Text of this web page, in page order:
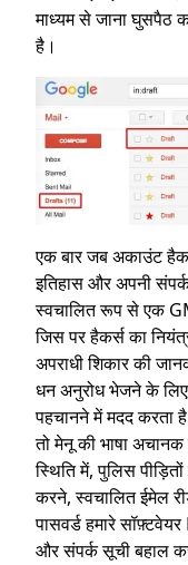
माध्यम से जाना घुसपैठ
है।
एक बार जब अकाउंट हैक
इतिहास और अपनी
स्वचालित रूप से एक
जिस पर हैकर्स का
अपराधी शिकार की
धन अनुरोध भेजने के
पहचानने में मदद करता
तो मेनू की भाषा
स्थिति में, पुलिस
करने, स्वचालित ईमेल
पासवर्ड हमारे
और संपर्क सूची बहाल